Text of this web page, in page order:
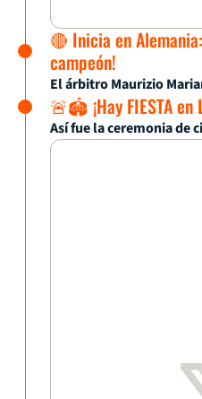
🔴 Inicia en
campeón!
El árbitro Maurizio
🚨🏟 ¡Hay FIESTA
Así fue la ceremonia de